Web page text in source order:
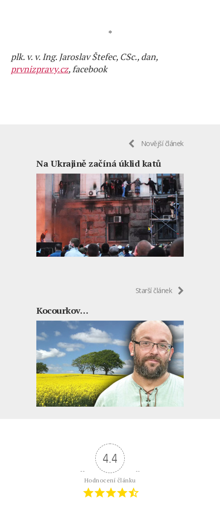
*
plk. v. v. Ing. Jaroslav Štefec, CSc., dan,
prvnizpravy.cz, facebook
Novější článek
Na Ukrajině začíná úklid katů
Starší článek
Kocourkov…
4.4
Hodnocení článku